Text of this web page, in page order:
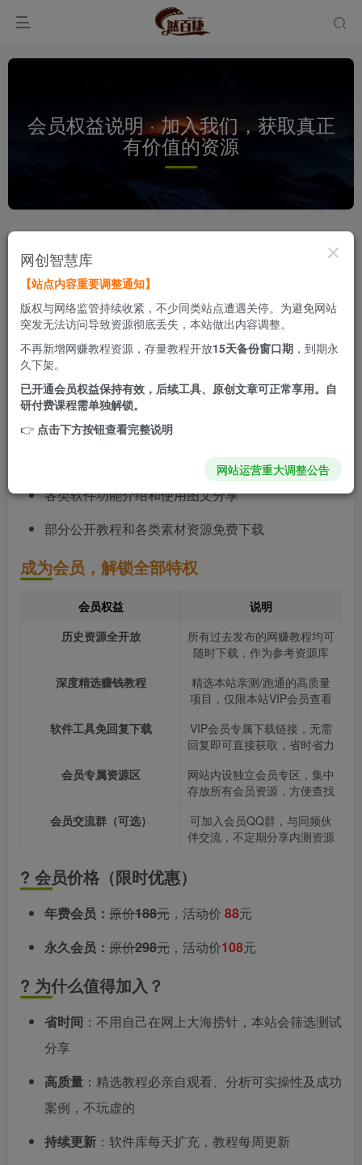
会员权益说明 · 加入我们，获取真正
有价值的资源
欢迎来到【然百捷网络科技】
本站是一个专注于分享实用软件工具和深度实战教程的
资源站。
本站持续更新，只为给您提供更靠谱、更高效、更实在
的内容。
非会员也能免费获得
每天更新的软件工具（含网盘链接）
各类软件功能介绍和使用图文分享
部分公开教程和各类素材资源免费下载
成为会员，解锁全部特权
会员权益
说明
历史资源全开放
所有过去发布的网赚教程均可
随时下载，作为参考资源库
深度精选赚钱教程
精选本站亲测/跑通的高质量
项目，仅限本站VIP会员查看
软件工具免回复下载
VIP会员专属下载链接，无需
回复即可直接获取，省时省力
会员专属资源区
网站内设独立会员专区，集中
存放所有会员资源，方便查找
会员交流群（可选）
可加入会员QQ群，与同频伙
伴交流，不定期分享内测资源
? 会员价格（限时优惠）
年费会员： 原价188元 ，活动价 88元
永久会员： 原价298元 ，活动价108元
? 为什么值得加入？
省时间 ：不用自己在网上大海捞针，本站会筛选测试
分享
高质量 ：精选教程必亲自观看、分析可实操性及成功
案例，不玩虚的
持续更新 ：软件库每天扩充，教程每周更新
网创智慧库
【站点内容重要调整通知】
版权与网络监管持续收紧，不少同类站点遭遇关停。为避免网站
突发无法访问导致资源彻底丢失，本站做出内容调整。
不再新增网赚教程资源，存量教程开放15天备份窗口期 ，到期永
久下架。
已开通会员权益保持有效，后续工具、原创文章可正常享用。自
研付费课程需单独解锁。
👉 点击下方按钮查看完整说明
网站运营重大调整公告